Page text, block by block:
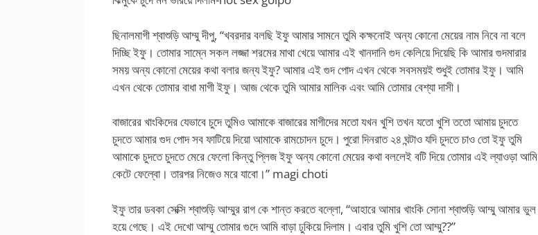
ছিনালমাগী শ্বাশুড়ি আম্মু দীপু, “খবরদার বলছি ইফু আমার সামনে তুমি কক্ষনোই অন্য কোনো মেয়ের নাম নিবে না বলে
দিচ্ছি ইফু। তোমার সাম্নে সকল লজ্জা শরমের মাথা খেয়ে আমার এই খানদানি গুদ কেলিয়ে দিয়েছি কি আমার গুদমারার
সময় অন্য কোনো মেয়ের কথা বলার জন্য ইফু? আমার এই গুদ পোদ এখন থেকে সবসময়ই শুধুই তোমার ইফু। আমি
এখন থেকে তোমার বাধা মাগী ইফু। আজ থেকে তুমি আমার মালিক এবং আমি তোমার বেশ্যা দাসী।
বাজারের খাংকিদের যেভাবে চুদে তুমিও আমাকে বাজারের মাগীদের মতো যখন খুশি তখন যতো খুশি ততো আমায় চুদতে
চুদতে আমার গুদ পোদ সব ফাটিয়ে দিয়ো আমাকে রামচোদন চুদে। পুরো দিনরাত ২৪ ঘন্টাও যদি চুদতে চাও তো ইফু তুমি
আমাকে চুদতে চুদতে মেরে ফেলো কিন্তু প্লিজ ইফু অন্য কোনো মেয়ের কথা বললেই বটি দিয়ে তোমার এই ল্যাওড়া আমি
কেটে ফেল্বো। তারপর নিজেও মরে যাবো।” magi choti
ইফু তার ডবকা সেক্সি শ্বাশুড়ি আম্মুর রাগ কে শান্ত করতে বল্লো, “আহারে আমার খাংকি সোনা শ্বাশুড়ি আম্মু আমার ভুল
হয়ে গেছে। এই দেখো আম্মু তোমার গুদে আমি বাড়া ঢুকিয়ে দিলাম। এবার তুমি খুশি তো আম্মু??”